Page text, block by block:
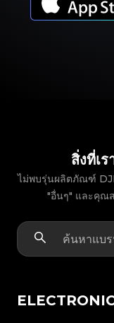
สิ่งที่เ
ไม่พบรุ่นผลิตภัณฑ์ DJI
"อื่นๆ" และคุณ